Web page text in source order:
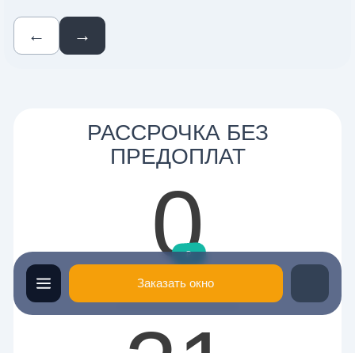
← →
РАССРОЧКА БЕЗ
ПРЕДОПЛАТ
0
₽
Первоначальный взнос
Заказать окно